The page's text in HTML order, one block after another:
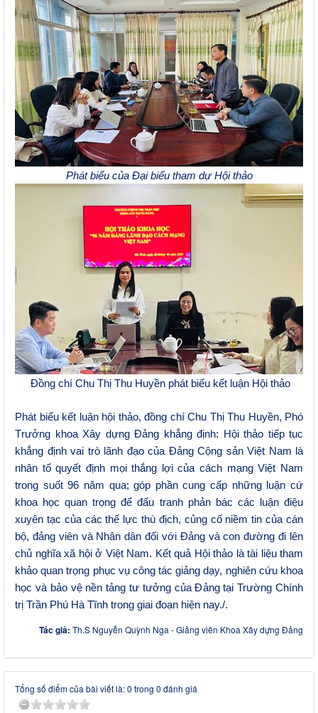
Phátbiểu của Đạibiểu tham dự Hội thảo
Đồngchí Chu Thị Thu Huyền phát biểu kết luận Hội thảo
Phát biểu kết luận hội thảo, đồng chí Chu Thị Thu Huyền, Phó
Trưởng khoa Xây dựng Đảng khẳng định: Hộithảo tiếp tục
khẳng định vai trò lãnh đạo của Đảng Cộng sản Việt Nam là
nhân tố quyết định mọi thắng lợi của cách mạng Việt Nam
trong suốt 96 năm qua;góp phần cung cấp những luận cứ
khoa học quan trọng để đấu tranh phản bác các luậnđiệu
xuyên tạc của các thế lực thù địch, củng cố niềm tin của cán
bộ, đảng viên và Nhân dân đối với Đảng và con đường đi lên
chủ nghĩa xã hộiở Việt Nam. Kết quả Hội thảo là tài liệu tham
khảo quan trọng phục vụ công tác giảng dạy, nghiên cứu khoa
học và bảo vệ nền tảng tư tưởng của Đảng tại Trường Chính
trị Trần Phú Hà Tĩnh trong giai đoạn hiện nay./.
Tác giả: Th.S Nguyễn Quỳnh Nga - Giảng viên Khoa Xây dựng Đảng
Tổng số điểm của bài viết là: 0 trong 0 đánh giá